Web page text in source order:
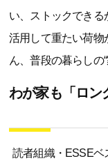
い、ストックでき
活用して重たい荷物
ん、普段の暮らしの
わが家も「ロン
読者組織・ESSEベ